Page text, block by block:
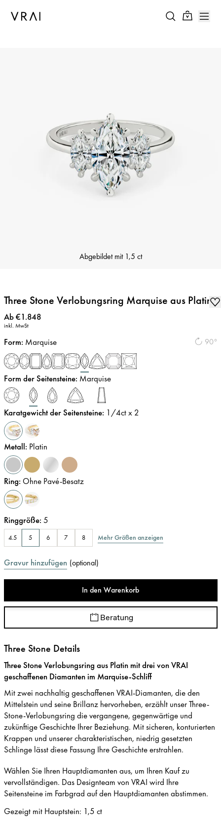
Abgebildet mit 1,5 ct
Three Stone Verlobungsring Marquise aus Platin
Preis:
Ab €1.848
inkl. MwSt
90°
Form: Marquise
Form der Seitensteine: Marquise
Karatgewicht der Seitensteine: 1/4ct x 2
Metall: Platin
Ring: Ohne Pavé-Besatz
Ringgröße: 5
4.5 5 6 7 8 Mehr Größen anzeigen
Gravur hinzufügen (optional)
In den Warenkorb
Beratung
Three Stone Details
Three Stone Verlobungsring aus Platin mit drei von VRAI
geschaffenen Diamanten im Marquise-Schliff
Mit zwei nachhaltig geschaffenen VRAI-Diamanten, die den
Mittelstein und seine Brillanz hervorheben, erzählt unser Three-
Stone-Verlobungsring die vergangene, gegenwärtige und
zukünftige Geschichte Ihrer Beziehung. Mit sicheren, konturierten
Krappen und unserer charakteristischen, niedrig gesetzten
Schlinge lässt diese Fassung Ihre Geschichte erstrahlen.
Wählen Sie Ihren Hauptdiamanten aus, um Ihren Kauf zu
vervollständigen. Das Designteam von VRAI wird Ihre
Seitensteine im Farbgrad auf den Hauptdiamanten abstimmen.
Gezeigt mit Hauptstein: 1,5 ct